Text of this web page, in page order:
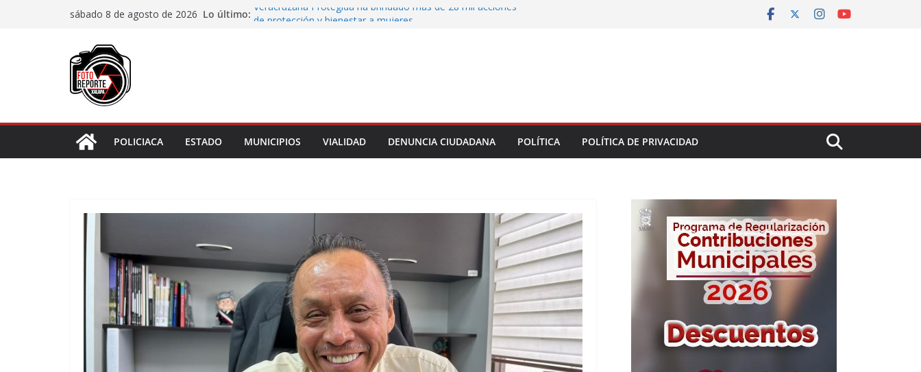
sábado 8 de agosto de 2026 Lo último: Veracruzana Protegida ha brindado más de 28 mil acciones
actividades gratuitas a las familias
POLICIACA
ESTADO MUNICIPIOS VIALIDAD DENUNCIA CIUDADANA POLÍTICA POLÍTICA DE PRIVACIDAD